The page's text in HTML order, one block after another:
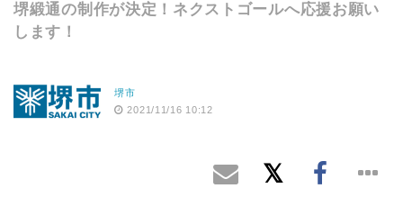
堺緞通の制作が決定！ネクストゴールへ応援お願い
します！
堺市
2021/11/16 10:12